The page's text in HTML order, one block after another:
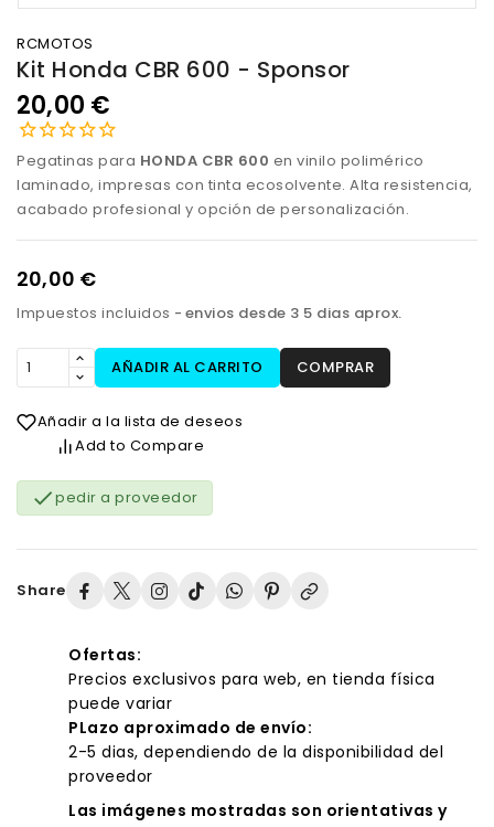
RCMOTOS
Kit Honda CBR 600 - Sponsor
20,00 €
Pegatinas para HONDA CBR 600 en vinilo polimérico
laminado, impresas con tinta ecosolvente. Alta resistencia,
acabado profesional y opción de personalización.
20,00 €
Impuestos incluidos envios desde 3 5 dias aprox.
AÑADIR AL CARRITO COMPRAR
Añadir a la lista de deseos
Add to Compare
pedir a proveedor
Share
Ofertas:
Precios exclusivos para web, en tienda física
puede variar
PLazo aproximado de envío:
2-5 dias, dependiendo de la disponibilidad del
proveedor
Las imágenes mostradas son orientativas y